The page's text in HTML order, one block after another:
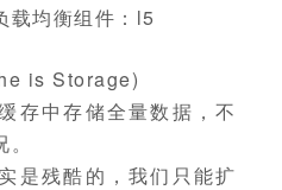
载均衡组件：l5
is Storage)
存中存储全量数据，不
是残酷的，我们只能扩